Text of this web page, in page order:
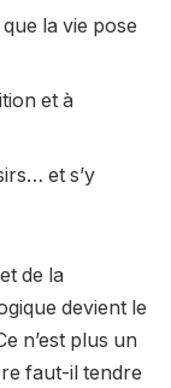
la vie pose
et à
et s’y
de la
devient le
n’est plus un
faut-il tendre